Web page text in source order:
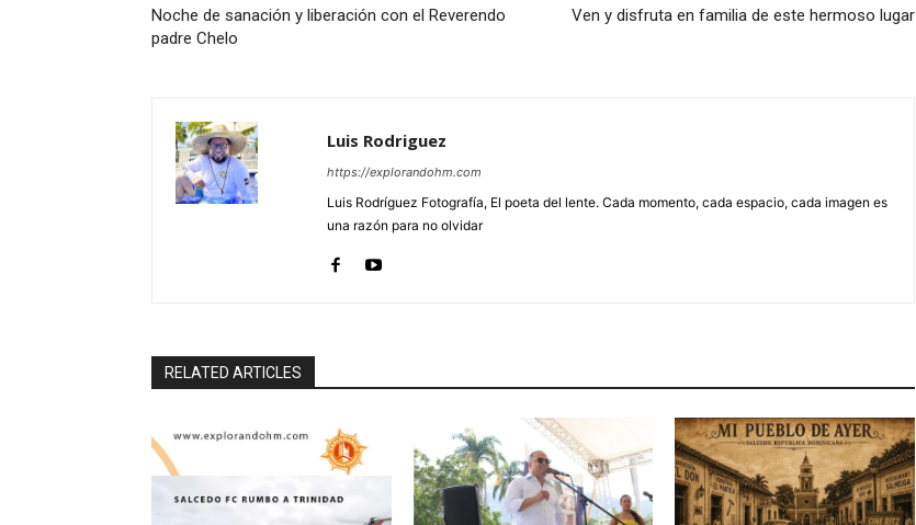
Noche de sanación y liberación con el Reverendo
padre Chelo
Ven y disfruta en familia de este hermoso lugar
Luis Rodriguez
https://explorandohm.com
Luis Rodríguez Fotografía, El poeta del lente. Cada momento, cada espacio, cada imagen es
una razón para no olvidar
RELATED ARTICLES